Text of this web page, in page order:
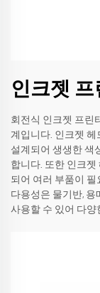
인크젯
회전식 인크젯 프린
계입니다. 인크젯
설계되어 생생한 색
합니다. 또한 인크젯
되어 여러 부품이 필
다용성은 물기반, 용
사용할 수 있어 다양